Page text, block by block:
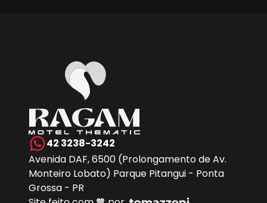
42 3238-3242
Avenida DAF, 6500 (Prolongamento de Av.
Monteiro Lobato) Parque Pitangui - Ponta
Grossa - PR